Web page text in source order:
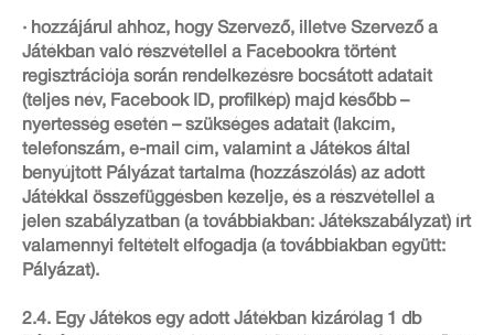
· hozzájárul ahhoz, hogy Szervező, illetve Szervező a
Játékban való részvétellel a Facebookra történt
regisztrációja során rendelkezésre bocsátott adatait
(teljes név, Facebook ID, profilkép) majd később –
nyertesség esetén – szükséges adatait (lakcím,
telefonszám, e-mail cím, valamint a Játékos által
benyújtott Pályázat tartalma (hozzászólás) az adott
Játékkal összefüggésben kezelje, és a részvétellel a
jelen szabályzatban (a továbbiakban: Játékszabályzat) írt
valamennyi feltételt elfogadja (a továbbiakban együtt:
Pályázat).
2.4. Egy Játékos egy adott Játékban kizárólag 1 db